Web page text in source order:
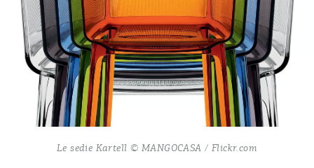
Le sedie Kartell © MANGOCASA / Flickr.com